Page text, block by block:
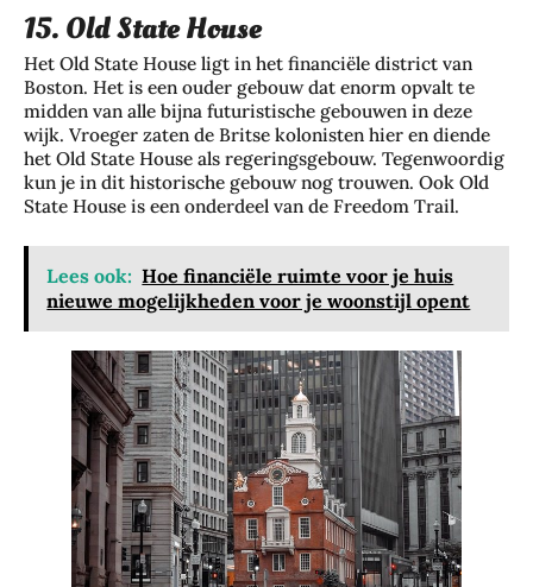
15. Old State House
Het Old State House ligt in het financiële district van
Boston. Het is een ouder gebouw dat enorm opvalt te
midden van alle bijna futuristische gebouwen in deze
wijk. Vroeger zaten de Britse kolonisten hier en diende
het Old State House als regeringsgebouw. Tegenwoordig
kun je in dit historische gebouw nog trouwen. Ook Old
State House is een onderdeel van de Freedom Trail.
Lees ook: Hoe financiële ruimte voor je huis
nieuwe mogelijkheden voor je woonstijl opent